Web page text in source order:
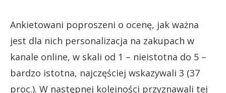
Ankietowani poproszeni o ocenę, jak ważna
jest dla nich personalizacja na zakupach w
kanale online, w skali od 1 – nieistotna do 5 –
bardzo istotna, najczęściej wskazywali 3 (37
proc.). W następnej kolejności przyznawali tej